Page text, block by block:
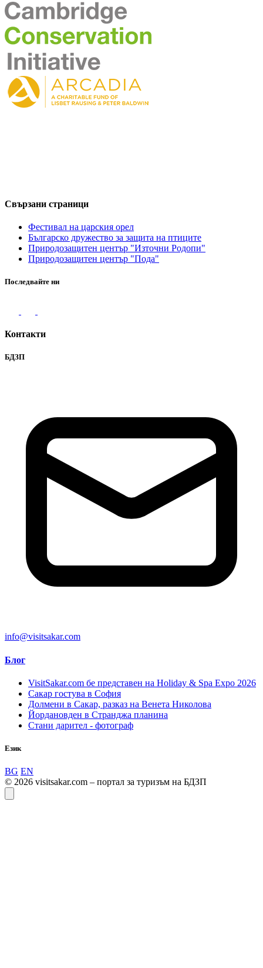
Свързани страници
Фестивал на царския орел
Българско дружество за защита на птиците
Природозащитен център "Източни Родопи"
Природозащитен център "Пода"
Последвайте ни
Контакти
БДЗП
info@visitsakar.com
Блог
VisitSakar.com бе представен на Holiday & Spa Expo 2026
Сакар гостува в София
Долмени в Сакар, разказ на Венета Николова
Йордановден в Странджа планина
Стани дарител - фотограф
Език
BG EN
© 2026 visitsakar.com – портал за туризъм на БДЗП